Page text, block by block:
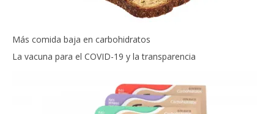
Más comida baja en carbohidratos
La vacuna para el COVID-19 y la transparencia